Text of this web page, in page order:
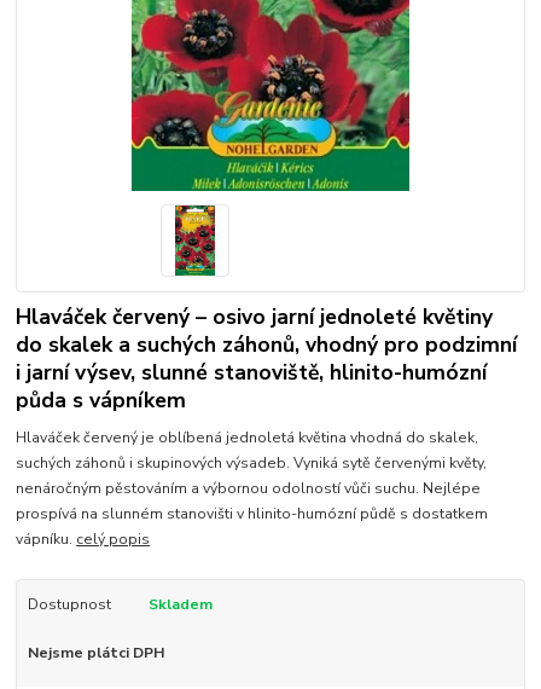
Hlaváček červený – osivo jarní jednoleté květiny
do skalek a suchých záhonů, vhodný pro podzimní
i jarní výsev, slunné stanoviště, hlinito-humózní
půda s vápníkem
Hlaváček červený je oblíbená jednoletá květina vhodná do skalek,
suchých záhonů i skupinových výsadeb. Vyniká sytě červenými květy,
nenáročným pěstováním a výbornou odolností vůči suchu. Nejlépe
prospívá na slunném stanovišti v hlinito-humózní půdě s dostatkem
vápníku. celý popis
Dostupnost Skladem
Nejsme plátci DPH